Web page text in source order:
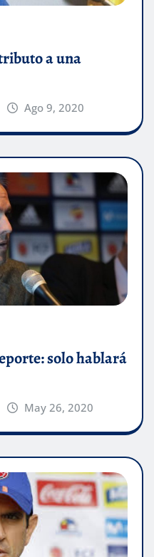
a una
Ago 9, 2020
solo hablará
May 26, 2020